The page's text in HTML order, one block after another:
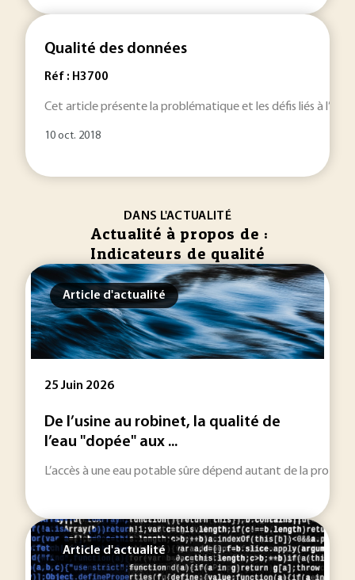
Qualité des données
Réf : H3700
Cet article présente la problématique et les défis liés à
10 oct. 2018
DANS L'ACTUALITÉ
Actualité à propos de :
Indicateurs de qualité
Article d'actualité
25 Juin 2026
De l’usine au robinet, la qualité de
l’eau "dopée" aux ...
L’accès à une eau potable sûre dépend autant de la
Article d'actualité